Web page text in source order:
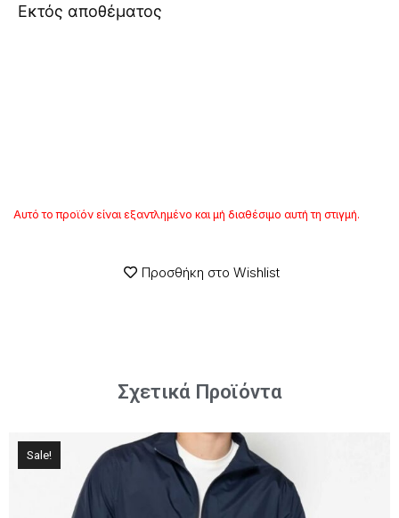
Εκτός αποθέματος
Αυτό το προϊόν είναι εξαντλημένο και μή διαθέσιμο αυτή τη στιγμή.
Προσθήκη στο Wishlist
Σχετικά Προϊόντα
Sale!